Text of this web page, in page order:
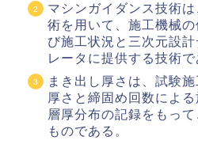
マシンガイダンス技術
術を用いて、施工機械
び施工状況と三次元設
レータに提供する技術で
まき出し厚さは、試験
厚さと締固め回数によ
層厚分布の記録をもっ
ものである。